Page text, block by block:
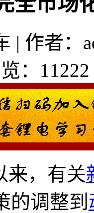
| 作者：
：11222
来，有关
的调整到